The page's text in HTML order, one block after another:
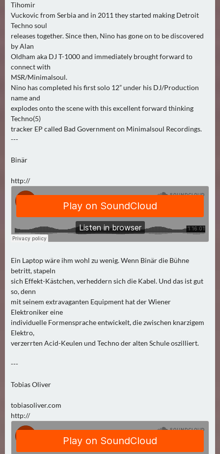
Tihomir
Vuckovic from Serbia and in 2011 they started making Detroit
Techno soul
releases together. Since then, Nino has gone on to be discovered
by Alan
Oldham aka DJ T-1000 and immediately brought forward to
connect with
MSR/Minimalsoul.
Nino has completed his first solo 12” under his DJ/Production
name and
explodes onto the scene with this excellent forward thinking
Techno(5)
tracker EP called Bad Government on Minimalsoul Recordings.
---
Binär
http://
Ein Laptop wäre ihm wohl zu wenig. Wenn Binär die Bühne
betritt, stapeln
sich Effekt-Kästchen, verheddern sich die Kabel. Und das ist gut
so, denn
mit seinem extravaganten Equipment hat der Wiener
Elektroniker eine
individuelle Formensprache entwickelt, die zwischen knarzigem
Elektro,
verzerrten Acid-Keulen und Techno der alten Schule oszilliert.
---
Tobias Oliver
tobiasoliver.com
http://